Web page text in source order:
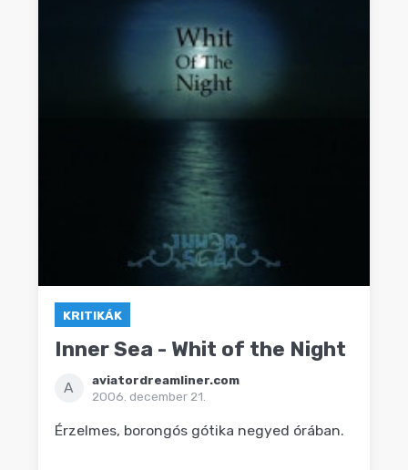
KRITIKÁK
Inner Sea - Whit of the Night
A
aviatordreamliner.com
2006. december 21.
Érzelmes, borongós gótika negyed órában.